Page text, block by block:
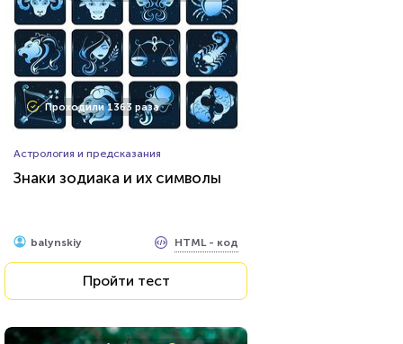
Проходили 1363 раза
Астрология и предсказания
Знаки зодиака и их символы
balynskiy HTML - код
Пройти тест